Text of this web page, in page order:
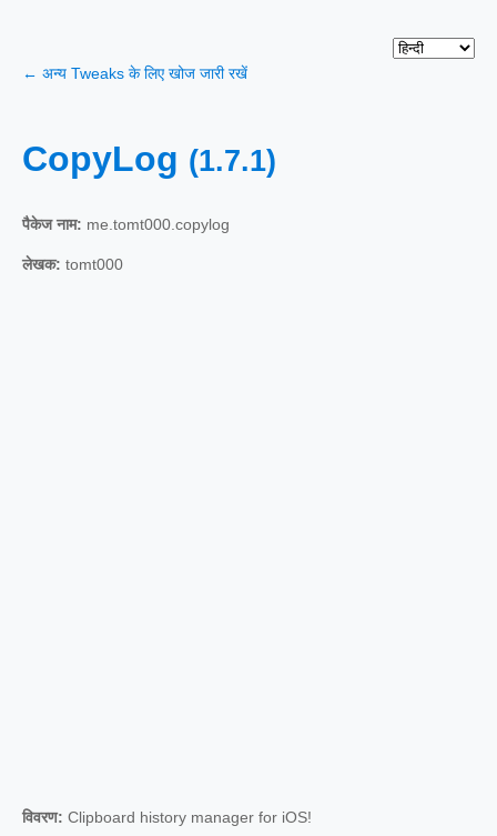
← अन्य Tweaks के लिए खोज जारी रखें
CopyLog (1.7.1)
पैकेज नाम: me.tomt000.copylog
लेखक: tomt000
विवरण: Clipboard history manager for iOS!